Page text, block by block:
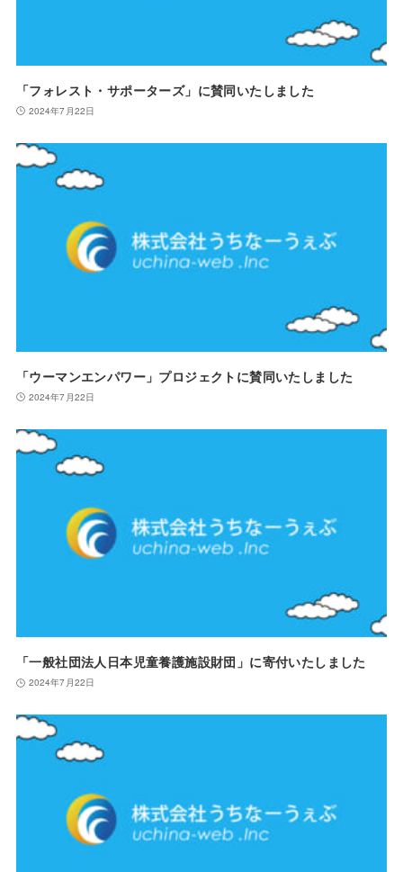
「フォレスト・サポーターズ」に賛同いたしました
2024年7月22日
「ウーマンエンパワー」プロジェクトに賛同いたしました
2024年7月22日
「一般社団法人日本児童養護施設財団」に寄付いたしました
2024年7月22日